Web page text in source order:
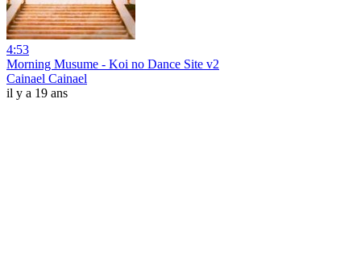
4:53
Morning Musume - Koi no Dance Site v2
Cainael Cainael
il y a 19 ans